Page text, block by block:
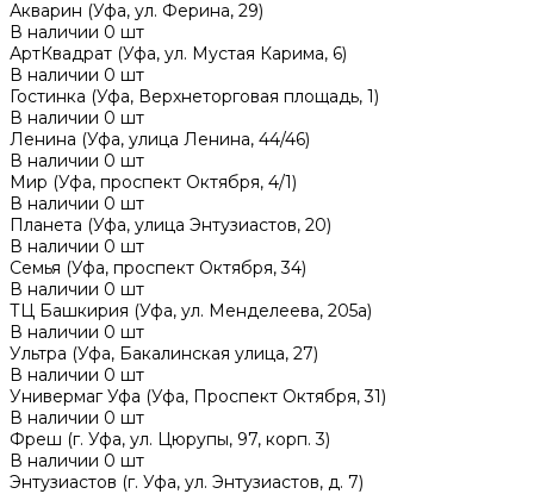
Акварин (Уфа, ул. Ферина, 29)
В наличии 0 шт
АртКвадрат (Уфа, ул. Мустая Карима, 6)
В наличии 0 шт
Гостинка (Уфа, Верхнеторговая площадь, 1)
В наличии 0 шт
Ленина (Уфа, улица Ленина, 44/46)
В наличии 0 шт
Мир (Уфа, проспект Октября, 4/1)
В наличии 0 шт
Планета (Уфа, улица Энтузиастов, 20)
В наличии 0 шт
Семья (Уфа, проспект Октября, 34)
В наличии 0 шт
ТЦ Башкирия (Уфа, ул. Менделеева, 205а)
В наличии 0 шт
Ультра (Уфа, Бакалинская улица, 27)
В наличии 0 шт
Универмаг Уфа (Уфа, Проспект Октября, 31)
В наличии 0 шт
Фреш (г‌. Уфа, ул. Цюрупы, 97, корп. 3)
В наличии 0 шт
Энтузиастов (г. Уфа, ул. Энтузиастов, д. 7)